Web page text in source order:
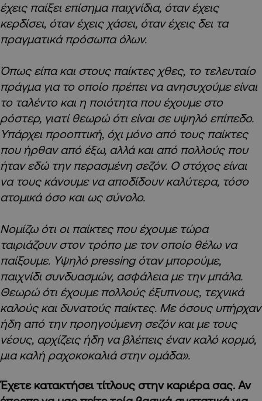
έχεις παίξει επίσημα παιχνίδια, όταν έχεις
κερδίσει, όταν έχεις χάσει, όταν έχεις δει τα
πραγματικά πρόσωπα όλων.
Όπως είπα και στους παίκτες χθες, το τελευταίο
πράγμα για το οποίο πρέπει να ανησυχούμε είναι
το ταλέντο και η ποιότητα που έχουμε στο
ρόστερ, γιατί θεωρώ ότι είναι σε υψηλό επίπεδο.
Υπάρχει προοπτική, όχι μόνο από τους παίκτες
που ήρθαν από έξω, αλλά και από πολλούς που
ήταν εδώ την περασμένη σεζόν. Ο στόχος είναι
να τους κάνουμε να αποδίδουν καλύτερα, τόσο
ατομικά όσο και ως σύνολο.
Νομίζω ότι οι παίκτες που έχουμε τώρα
ταιριάζουν στον τρόπο με τον οποίο θέλω να
παίξουμε. Υψηλό pressing όταν μπορούμε,
παιχνίδι συνδυασμών, ασφάλεια με την μπάλα.
Θεωρώ ότι έχουμε πολλούς έξυπνους, τεχνικά
καλούς και δυνατούς παίκτες. Με όσους υπήρχαν
ήδη από την προηγούμενη σεζόν και με τους
νέους, αρχίζεις ήδη να βλέπεις έναν καλό κορμό,
μια καλή ραχοκοκαλιά στην ομάδα».
Έχετε κατακτήσει τίτλους στην καριέρα σας. Αν